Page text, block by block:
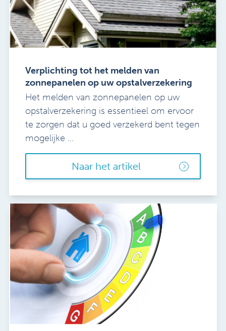
Verplichting tot het melden van
zonnepanelen op uw opstalverzekering
Het melden van zonnepanelen op uw
opstalverzekering is essentieel om ervoor
te zorgen dat u goed verzekerd bent tegen
mogelijke ...
Naar het artikel